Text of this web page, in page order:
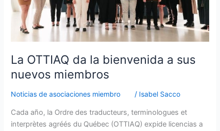
La OTTIAQ da la bienvenida a sus
nuevos miembros
Noticias de asociaciones miembro / Isabel Sacco
Cada año, la Ordre des traducteurs, terminologues et
interprètes agréés du Québec (OTTIAQ) expide licencias a